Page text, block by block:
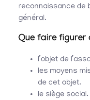
reconnaissance de
général.
Que faire
l’objet de
les moyens
de cet objet.
le siège social.